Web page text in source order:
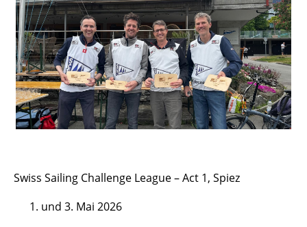
Swiss Sailing Challenge League – Act 1, Spiez
und 3. Mai 2026